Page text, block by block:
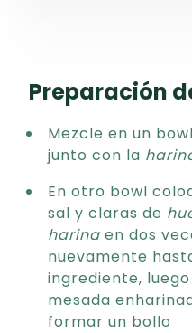
Preparación
Mezcle en un
junto con la
En otro bowl
sal y claras de
harina en dos
nuevamente
ingrediente,
mesada
formar un bollo